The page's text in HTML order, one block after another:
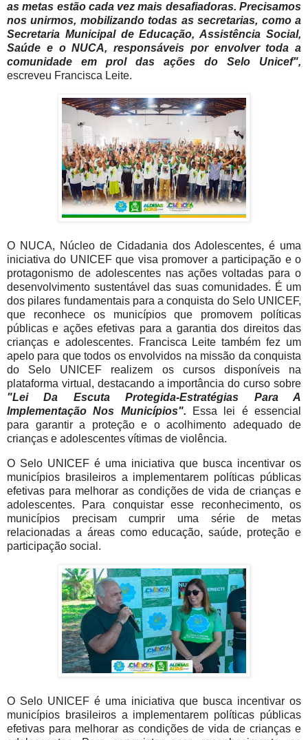
as metas estão cada vez mais desafiadoras. Precisamos
nos unirmos, mobilizando todas as secretarias, como a
Secretaria Municipal de Educação, Assistência Social,
Saúde e o NUCA, responsáveis por envolver toda a
comunidade em prol das ações do Selo Unicef",
escreveu Francisca Leite.
O NUCA, Núcleo de Cidadania dos Adolescentes, é uma
iniciativa do UNICEF que visa promover a participação e o
protagonismo de adolescentes nas ações voltadas para o
desenvolvimento sustentável das suas comunidades. É um
dos pilares fundamentais para a conquista do Selo UNICEF,
que reconhece os municípios que promovem políticas
públicas e ações efetivas para a garantia dos direitos das
crianças e adolescentes. Francisca Leite também fez um
apelo para que todos os envolvidos na missão da conquista
do Selo UNICEF realizem os cursos disponíveis na
plataforma virtual, destacando a importância do curso sobre
"Lei Da Escuta Protegida-Estratégias Para A
Implementação Nos Municípios".
Essa lei é essencial
para garantir a proteção e o acolhimento adequado de
crianças e adolescentes vítimas de violência.
O Selo UNICEF é uma iniciativa que busca incentivar os
municípios brasileiros a implementarem políticas públicas
efetivas para melhorar as condições de vida de crianças e
adolescentes. Para conquistar esse reconhecimento, os
municípios precisam cumprir uma série de metas
relacionadas a áreas como educação, saúde, proteção e
participação social.
O Selo UNICEF é uma iniciativa que busca incentivar os
municípios brasileiros a implementarem políticas públicas
efetivas para melhorar as condições de vida de crianças e